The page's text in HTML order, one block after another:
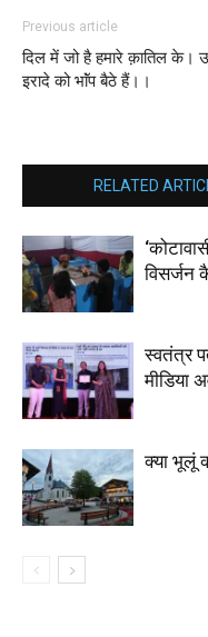
Previous article
दिल में जो है हमारे क़ातिल के।
इरादे को भाॅंप बैठे हैं।।
RELATED
विसर्जन
स्वतंत्र
मीडिया
क्या भूलूं